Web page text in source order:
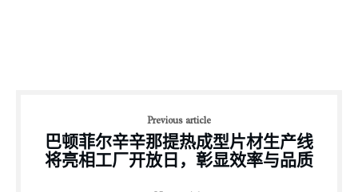
Previous article
巴顿菲尔辛辛那提热成型片材生产线
将亮相工厂开放日，彰显效率与品质